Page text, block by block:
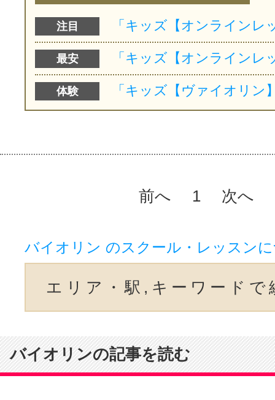
注目
最安
体験
前へ 1 次へ
バイオリン のスクール・レッスン
エリア・駅,キーワードで
バイオリンの記事を読む